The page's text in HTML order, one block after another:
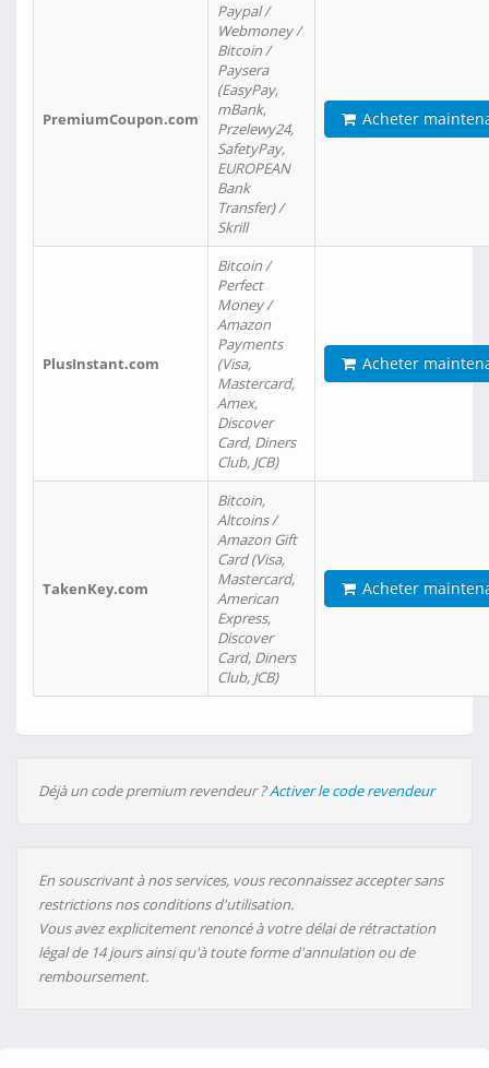
PremiumCoupon.com
Paypal /
Webmoney /
Bitcoin /
Paysera
(EasyPay,
mBank,
Przelewy24,
SafetyPay,
EUROPEAN
Bank
Transfer) /
Skrill
Acheter
PlusInstant.com
Bitcoin /
Perfect
Money /
Amazon
Payments
(Visa,
Mastercard,
Amex,
Discover
Card, Diners
Club, JCB)
Acheter
TakenKey.com
Bitcoin,
Altcoins /
Amazon Gift
Card (Visa,
Mastercard,
American
Express,
Discover
Card, Diners
Club, JCB)
Acheter
Déjà un code premium revendeur ?Activer le code revendeur
En souscrivant à nos services, vous reconnaissez accepter sans
restrictions nos conditions d'utilisation.
Vous avez explicitement renoncé à votre délai de rétractation
légal de 14 jours ainsi qu'à toute forme d'annulation ou de
remboursement.